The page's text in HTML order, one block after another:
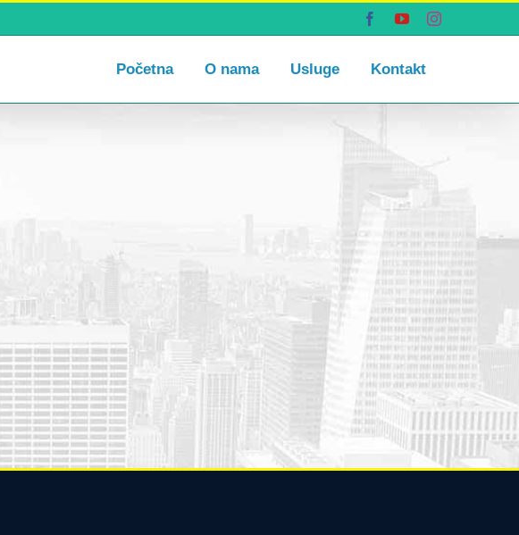
FacebookYouTubeInstagram
Početna O nama Usluge Kontakt